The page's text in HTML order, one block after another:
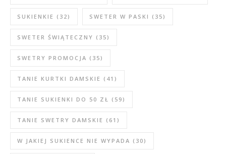
SUKIENKIE (32) SWETER W PASKI (35)
SWETER ŚWIĄTECZNY (35)
SWETRY PROMOCJA (35)
TANIE KURTKI DAMSKIE (41)
TANIE SUKIENKI DO 50 ZŁ (59)
TANIE SWETRY DAMSKIE (61)
W JAKIEJ SUKIENCE NIE WYPADA (30)